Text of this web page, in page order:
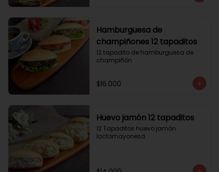
Hamburguesa de
champiñones 12 tapaditos
12 tapadito de hamburguesa de
champiñón
$16.000
Huevo jamón 12 tapaditos
12 Tapaditos huevo jamón
lactomayonesa